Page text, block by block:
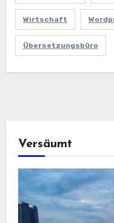
Wirtschaft
Übersetzungsbüro
Versäumt